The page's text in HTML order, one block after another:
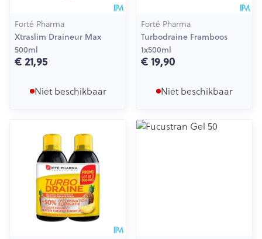
Forté Pharma
Xtraslim Draineur Max
500ml
€ 21,95
Niet beschikbaar
Forté Pharma
Turbodraine Framboos
1x500ml
€ 19,90
Niet beschikbaar